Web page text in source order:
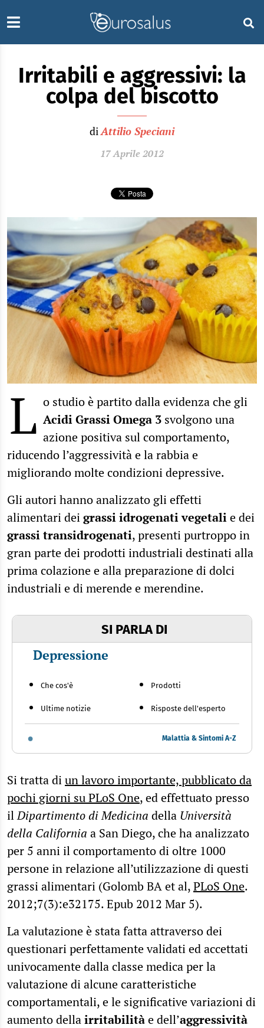
Irritabili e aggressivi: la
colpa del biscotto
diAttilio Speciani
17 Aprile 2012
L o studio è partito dalla evidenza che gli
Acidi Grassi Omega 3 svolgono una
azione positiva sul comportamento,
riducendo l’aggressività e la rabbia e
migliorando molte condizioni depressive.
Gli autori hanno analizzato gli effetti
alimentari deigrassi idrogenati vegetalie dei
grassi transidrogenati, presenti purtroppo in
gran parte dei prodotti industriali destinati alla
prima colazione e alla preparazione di dolci
industriali e di merende e merendine.
SI PARLA DI
Depressione
Che cos'è
Ultime notizie
Prodotti
Risposte dell'esperto
Malattia & Sintomi A-Z
Si tratta diun lavoro importante, pubblicato da
pochi giorni su PLoS One, ed effettuato presso
ilDipartimento di Medicina della Università
della California a San Diego, che ha analizzato
per 5 anni il comportamento di oltre 1000
persone in relazione all’utilizzazione di questi
grassi alimentari (Golomb BA et al,PLoS One.
2012;7(3):e32175. Epub 2012 Mar 5).
La valutazione è stata fatta attraverso dei
questionari perfettamente validati ed accettati
univocamente dalla classe medica per la
valutazione di alcune caratteristiche
comportamentali, e le significative variazioni di
aumento dellairritabilitàe dell’aggressività